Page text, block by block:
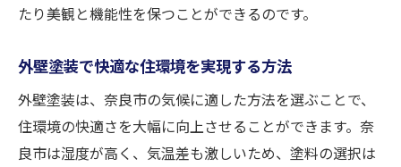
たり美観と機能性を保つことができるのです。
外壁塗装で快適な住環境を実現する方法
外壁塗装は、奈良市の気候に適した方法を選ぶことで、
住環境の快適さを大幅に向上させることができます。奈
良市は湿度が高く、気温差も激しいため、塗料の選択は